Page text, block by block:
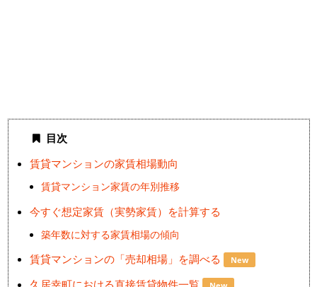
目次
賃貸マンションの家賃相場動向
賃貸マンション家賃の年別推移
今すぐ想定家賃（実勢家賃）を計算する
築年数に対する家賃相場の傾向
賃貸マンションの「売却相場」を調べる New